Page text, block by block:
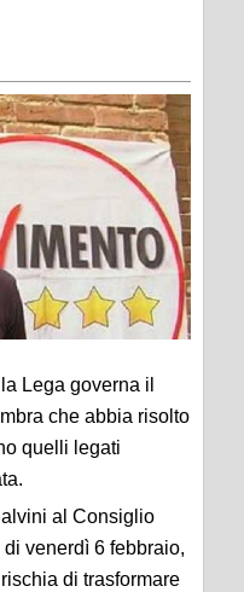
Lega governa il
che abbia risolto
quelli legati
al Consiglio
venerdì 6 febbraio,
di trasformare